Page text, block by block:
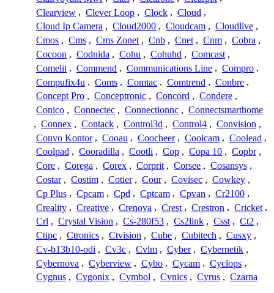
Clearview , Clever Loop , Clock , Cloud ,
Cloud Ip Camera , Cloud2000 , Cloudcam , Cloudlive ,
Cmos , Cms , Cms Zonet , Cnb , Cnet , Cnm , Cobra ,
Cocoon , Codnida , Cohu , Cohuhd , Comcast ,
Comelit , Commend , Communications Line , Compro ,
Compufix4u , Coms , Comtac , Comtrend , Conbre ,
Concept Pro , Conceptronic , Concord , Condere ,
Conico , Connectec , Connectionnc , Connectsmarthome
, Connex , Contack , Control3d , Control4 , Convision ,
Convo Kontor , Cooau , Coocheer , Coolcam , Coolead ,
Coolpad , Cooradilla , Cootli , Cop , Copa 10 , Copbr ,
Core , Corega , Corex , Corprit , Corsee , Cosansys ,
Costar , Costim , Cotier , Cour , Covisec , Cowkey ,
Cp Plus , Cpcam , Cpd , Cptcam , Cpvan , Cr2100 ,
Creality , Creative , Crenova , Crest , Crestron , Cricket ,
Crl , Crystal Vision , Cs-280f53 , Cs2link , Csst , Ct2 ,
Ctipc , Ctronics , Ctvision , Cube , Cubitech , Cusxy ,
Cv-b13b10-odi , Cv3c , Cvlm , Cyber , Cybernetik ,
Cybernova , Cyberview , Cybo , Cycam , Cyclops ,
Cygnus , Cygonix , Cymbol , Cynics , Cyrus , Czarna